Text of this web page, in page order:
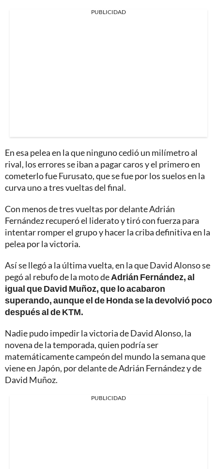
PUBLICIDAD
En esa pelea en la que ninguno cedió un milímetro al
rival, los errores se iban a pagar caros y el primero en
cometerlo fue Furusato, que se fue por los suelos en la
curva uno a tres vueltas del final.
Con menos de tres vueltas por delante Adrián
Fernández recuperó el liderato y tiró con fuerza para
intentar romper el grupo y hacer la criba definitiva en la
pelea por la victoria.
Así se llegó a la última vuelta, en la que David Alonso se
pegó al rebufo de la moto deAdrián Fernández, al
igual que David Muñoz, que lo acabaron
superando, aunque el de Honda se la devolvió poco
después al de KTM.
Nadie pudo impedir la victoria de David Alonso, la
novena de la temporada, quien podría ser
matemáticamente campeón del mundo la semana que
viene en Japón, por delante de Adrián Fernández y de
David Muñoz.
PUBLICIDAD